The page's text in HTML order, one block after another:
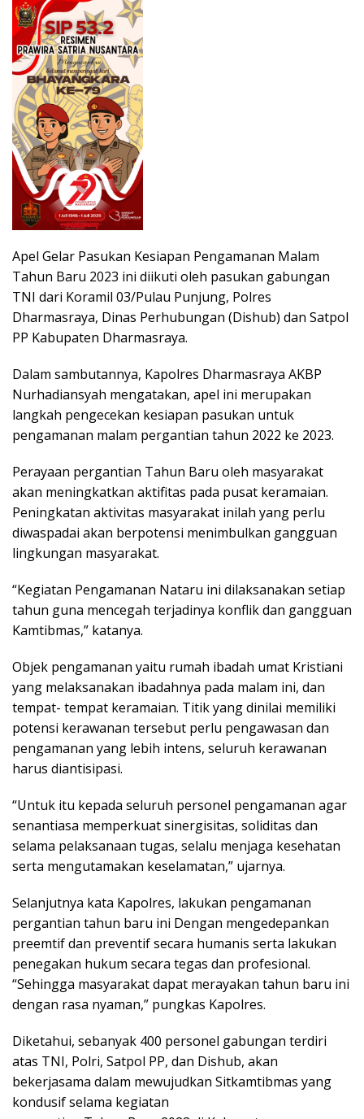
Apel Gelar Pasukan Kesiapan Pengamanan Malam
Tahun Baru 2023 ini diikuti oleh pasukan gabungan
TNI dari Koramil 03/Pulau Punjung, Polres
Dharmasraya, Dinas Perhubungan (Dishub) dan Satpol
PP Kabupaten Dharmasraya.
Dalam sambutannya, Kapolres Dharmasraya AKBP
Nurhadiansyah mengatakan, apel ini merupakan
langkah pengecekan kesiapan pasukan untuk
pengamanan malam pergantian tahun 2022 ke 2023.
Perayaan pergantian Tahun Baru oleh masyarakat
akan meningkatkan aktifitas pada pusat keramaian.
Peningkatan aktivitas masyarakat inilah yang perlu
diwaspadai akan berpotensi menimbulkan gangguan
lingkungan masyarakat.
“Kegiatan Pengamanan Nataru ini dilaksanakan setiap
tahun guna mencegah terjadinya konflik dan gangguan
Kamtibmas,” katanya.
Objek pengamanan yaitu rumah ibadah umat Kristiani
yang melaksanakan ibadahnya pada malam ini, dan
tempat- tempat keramaian. Titik yang dinilai memiliki
potensi kerawanan tersebut perlu pengawasan dan
pengamanan yang lebih intens, seluruh kerawanan
harus diantisipasi.
“Untuk itu kepada seluruh personel pengamanan agar
senantiasa memperkuat sinergisitas, soliditas dan
selama pelaksanaan tugas, selalu menjaga kesehatan
serta mengutamakan keselamatan,” ujarnya.
Selanjutnya kata Kapolres, lakukan pengamanan
pergantian tahun baru ini Dengan mengedepankan
preemtif dan preventif secara humanis serta lakukan
penegakan hukum secara tegas dan profesional.
“Sehingga masyarakat dapat merayakan tahun baru ini
dengan rasa nyaman,” pungkas Kapolres.
Diketahui, sebanyak 400 personel gabungan terdiri
atas TNI, Polri, Satpol PP, dan Dishub, akan
bekerjasama dalam mewujudkan Sitkamtibmas yang
kondusif selama kegiatan